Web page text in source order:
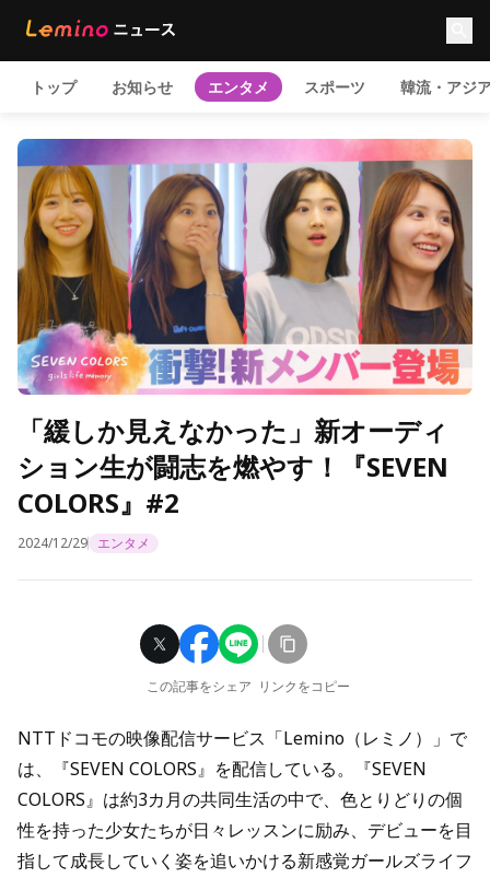
トップ お知らせ エンタメ スポーツ 韓流・アジ
「緩しか見えなかった」新オーディ
ション生が闘志を燃やす！『SEVEN
COLORS』#2
2024/12/29 エンタメ
この記事をシェア リンクをコピー
NTTドコモの映像配信サービス「Lemino（レミノ）」で
は、『SEVEN COLORS』を配信している。『SEVEN
COLORS』は約3カ月の共同生活の中で、色とりどりの個
性を持った少女たちが日々レッスンに励み、デビューを目
指して成長していく姿を追いかける新感覚ガールズライフ